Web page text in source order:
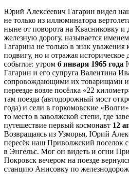
Юрий Алексеевич Гагарин видел
не только из иллюминатора
ныне от поворота на Квасниковку и
железную дорогу, называется
Гагарина не только в знак уважения
подвигу, но и отражая историче­ское
событие: утром б января 1965 года
Гагарин и его супруга Валентина
сопровождающими их товарищами
переезде возле посёлка «22
там поезда (автодорожный мост
года) и сели в горкомовские
то место в заволжской степи, где
путешествие первый космонавт 12
Возвращаясь из Узморья, Юрий
пересёк наш Приволжский поселок
в Эн­гельс. Мог он видеть и огни
Покровск вечером на поезде
станцию Анисовку по